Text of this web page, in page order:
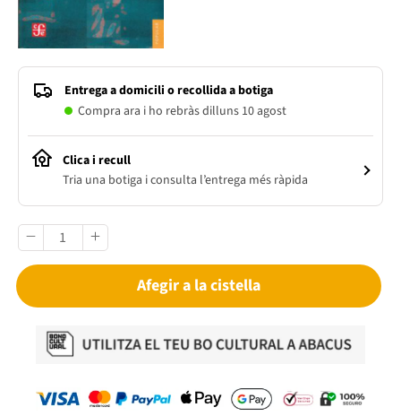
Entrega a domicili o recollida a botiga
Compra ara i ho rebràs dilluns 10 agost
Clica i recull
Tria una botiga i consulta l’entrega més ràpida
Afegir a la cistella